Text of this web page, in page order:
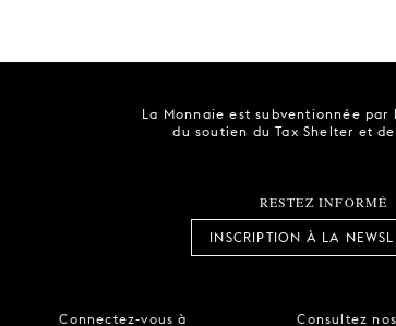
La Monnaie est subventionnée
du soutien du Tax Shelter et
RESTEZ INFORMÉ
INSCRIPTION À LA
Connectez-vous à Consultez nos